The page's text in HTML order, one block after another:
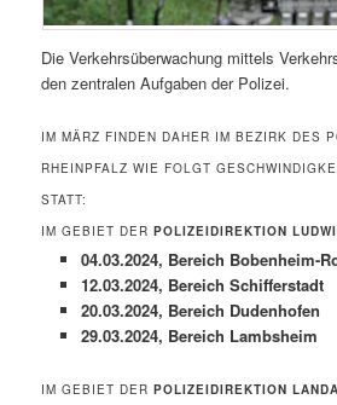
Die Verkehrsüberwachung mittels
den zentralen Aufgaben der Polizei.
IM MÄRZ FINDEN DAHER IM BEZIRK DES
RHEINPFALZ WIE FOLGT
STATT:
IM GEBIET DERPOLIZEIDIREKTION
04.03.2024, Bereich Bobenheim-
12.03.2024, Bereich Schifferstadt
20.03.2024, Bereich Dudenhofen
29.03.2024, Bereich Lambsheim
IM GEBIET DERPOLIZEIDIREKTION